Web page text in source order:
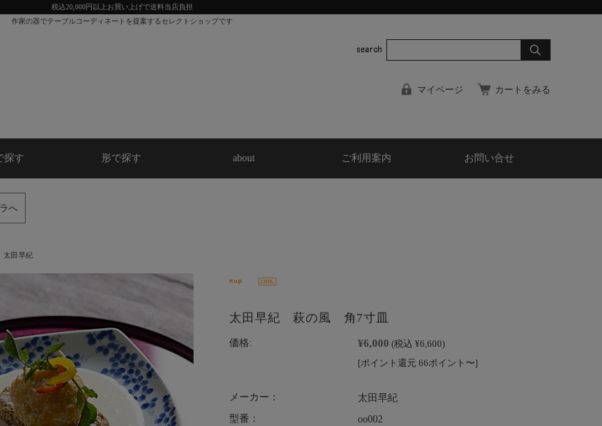
税込20,000円以上お買い上げで送料当店負担
作家の器でテーブルコーディネートを提案するセレクトショップです
マイページ カートをみる
探す 形で探す about ご利用案内 お問い合せ
へ
太田早紀
太田早紀 萩の風 角7寸皿
価格: ¥6,000 (税込 ¥6,600)
[ポイント還元 66ポイント〜]
メーカー：
太田早紀
型番：
oo002